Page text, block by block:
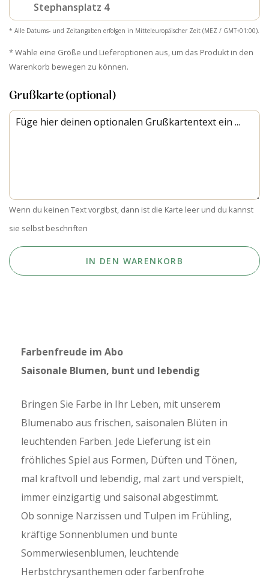
Stephansplatz 4
* Alle Datums- und Zeitangaben erfolgen in Mitteleuropäischer Zeit (MEZ / GMT+01:00).
* Wähle eine Größe und Lieferoptionen aus, um das Produkt in den
Warenkorb bewegen zu können.
Grußkarte (optional)
Wenn du keinen Text vorgibst, dann ist die Karte leer und du kannst
sie selbst beschriften
IN DEN WARENKORB
Farbenfreude im Abo
Saisonale Blumen, bunt und lebendig
Bringen Sie Farbe in Ihr Leben, mit unserem
Blumenabo aus frischen, saisonalen Blüten in
leuchtenden Farben. Jede Lieferung ist ein
fröhliches Spiel aus Formen, Düften und Tönen,
mal kraftvoll und lebendig, mal zart und verspielt,
immer einzigartig und saisonal abgestimmt.
Ob sonnige Narzissen und Tulpen im Frühling,
kräftige Sonnenblumen und bunte
Sommerwiesenblumen, leuchtende
Herbstchrysanthemen oder farbenfrohe